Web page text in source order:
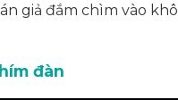
giả đắm chìm vào
đàn